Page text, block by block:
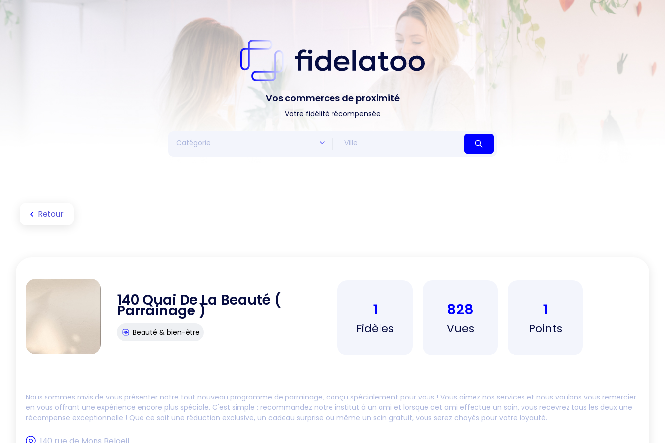
Vos commerces de proximité
Votre fidélité récompensée
Retour
140 Quai De La Beauté (
Parrainage )
Beauté & bien-être
1
Fidèles
828
Vues
1
Points
Nous sommes ravis de vous présenter notre tout nouveau programme de parrainage, conçu spécialement pour vous ! Vous aimez nos services et nous voulons vous remercier
en vous offrant une expérience encore plus spéciale. C'est simple : recommandez notre institut à un ami et lorsque cet ami effectue un soin, vous recevrez tous les deux une
récompense exceptionnelle ! Que ce soit une réduction exclusive, un cadeau surprise ou même un soin gratuit, vous serez choyés pour votre loyauté.